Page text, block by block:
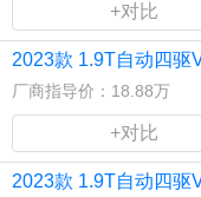
+对比
2023款 1.9T自动四驱
厂商指导价：18.88万
+对比
2023款 1.9T自动四驱